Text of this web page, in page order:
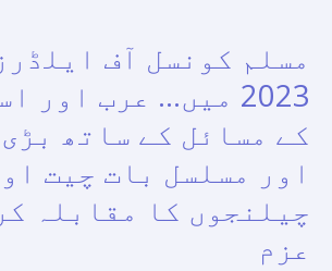
مسلم کونسل آف
2023 میں… عرب اور
کے مسائل کے ساتھ
اور مسلسل بات چیت
چیلنجوں کا مقابلہ
عزم
کونسل
آف
ایلڈرز
کا
2023
میں…